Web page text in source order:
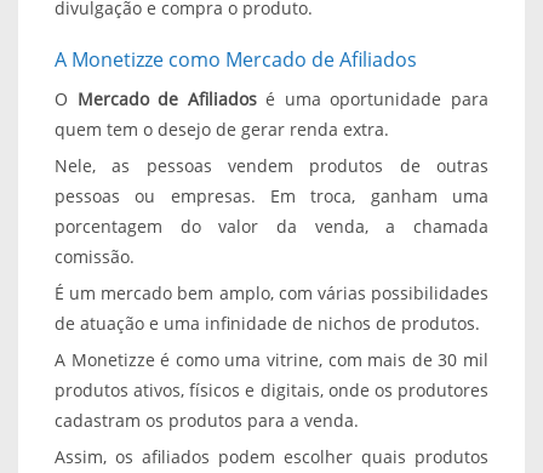
divulgação e compra o produto.
A Monetizze como Mercado de Afiliados
O Mercado de Afiliadosé uma oportunidade para
quem tem o desejo de gerar renda extra.
Nele, as pessoas vendem produtos de outras
pessoas ou empresas. Em troca, ganham uma
porcentagem do valor da venda, a chamada
comissão.
É um mercado bem amplo, com várias possibilidades
de atuação e uma infinidade de nichos de produtos.
A Monetizze é como uma vitrine, com mais de 30 mil
produtos ativos, físicos e digitais, onde os produtores
cadastram os produtos para a venda.
Assim, os afiliados podem escolher quais produtos